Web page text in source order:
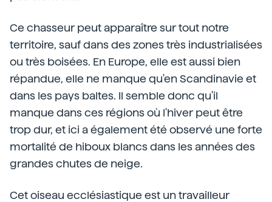
Ce chasseur peut apparaître sur tout notre
territoire, sauf dans des zones très industrialisées
ou très boisées. En Europe, elle est aussi bien
répandue, elle ne manque qu'en Scandinavie et
dans les pays baltes. Il semble donc qu'il
manque dans ces régions où l'hiver peut être
trop dur, et ici a également été observé une forte
mortalité de hiboux blancs dans les années des
grandes chutes de neige.
Cet oiseau ecclésiastique est un travailleur